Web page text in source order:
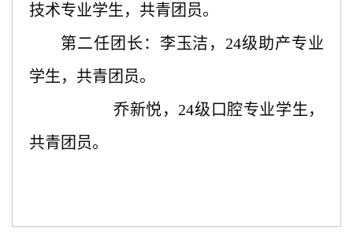
技术专业学生，共青团员。
第二任团长：李玉洁， 24级助产专业
学生，共青团员。
乔新悦， 24级口腔专业学生，
共青团员。